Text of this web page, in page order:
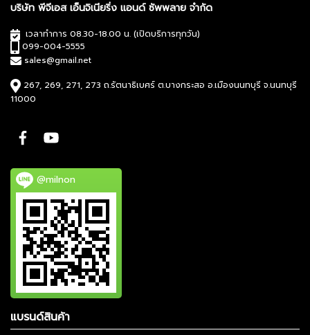
บริษัท พีจีเอส เอ็นจิเนียริ่ง แอนด์ ซัพพลาย จำกัด
เวลาทำการ 08.30-18.00 น. (เปิดบริการทุกวัน)
099-004-5555
sales@gmail.net
267, 269, 271, 273 ถ.รัตนาธิเบศร์ ต.บางกระสอ อ.เมืองนนทบุรี จ.นนทบุรี
11000
@milnon
แบรนด์สินค้า